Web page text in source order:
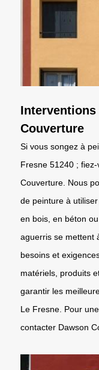
Interventions
Couverture
Si vous songez à
Fresne 51240 ;
Couverture. Nous
de peinture à
en bois, en béton
aguerris se mettent
besoins et
matériels, produits
garantir les
Le Fresne. Pour
contacter Dawson